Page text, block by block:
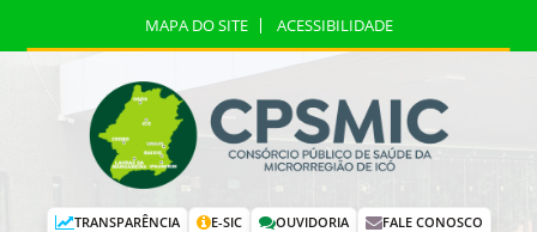
MAPA DO SITE ACESSIBILIDADE
TRANSPARÊNCIA E-SIC OUVIDORIA FALE CONOSCO